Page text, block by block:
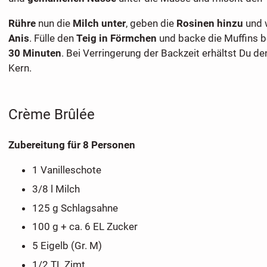
Rührenun die Milch unter, geben die Rosinen hinzu und
Anis. Fülle den Teig in Förmchen und backe die Muffins
30 Minuten. Bei Verringerung der Backzeit erhältst Du
Kern.
Crème Brûlée
Zubereitung für 8 Personen
1 Vanilleschote
3/8 l Milch
125 g Schlagsahne
100 g + ca. 6 EL Zucker
5 Eigelb (Gr. M)
1/2 TL Zimt